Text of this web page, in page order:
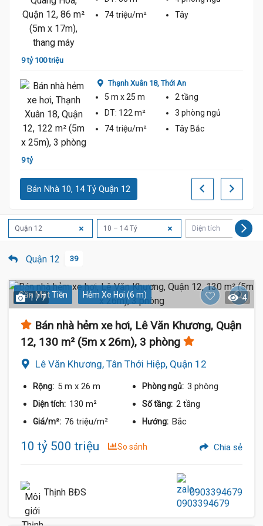
9 tỷ 100 triệu
74 triệu/m²
Tây
9 tỷ
Thạnh Xuân 18,Thới An
5 m x 25 m
2 tầng
DT: 122 m² 3 phòng ngủ
74 triệu/m²
Tây Bắc
Bán Nhà 10, 14 Tỷ Quận 12
Quận 12 10 – 14 Tỷ Diện tích
Quận 12 39
Gần Mặt Tiền Hẻm Xe Hơi (6 m)
1 / 7 4
Bán nhà hẻm xe hơi, Lê Văn Khương, Quận
12, 130 m² (5m x 26m), 3 phòng
Lê Văn Khương, Tân Thới Hiệp, Quận 12
Rộng: 5 m x 26 m Phòng ngủ: 3 phòng
Diện tích: 130 m² Số tầng: 2 tầng
Giá/m²: 76 triệu/m² Hướng: Bắc
10 tỷ 500 triệu So sánh Chia sẻ
Thịnh BĐS 0903394679